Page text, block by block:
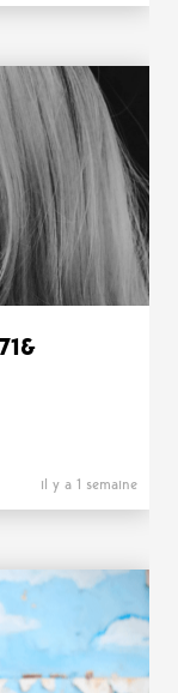
il y a 1 semaine